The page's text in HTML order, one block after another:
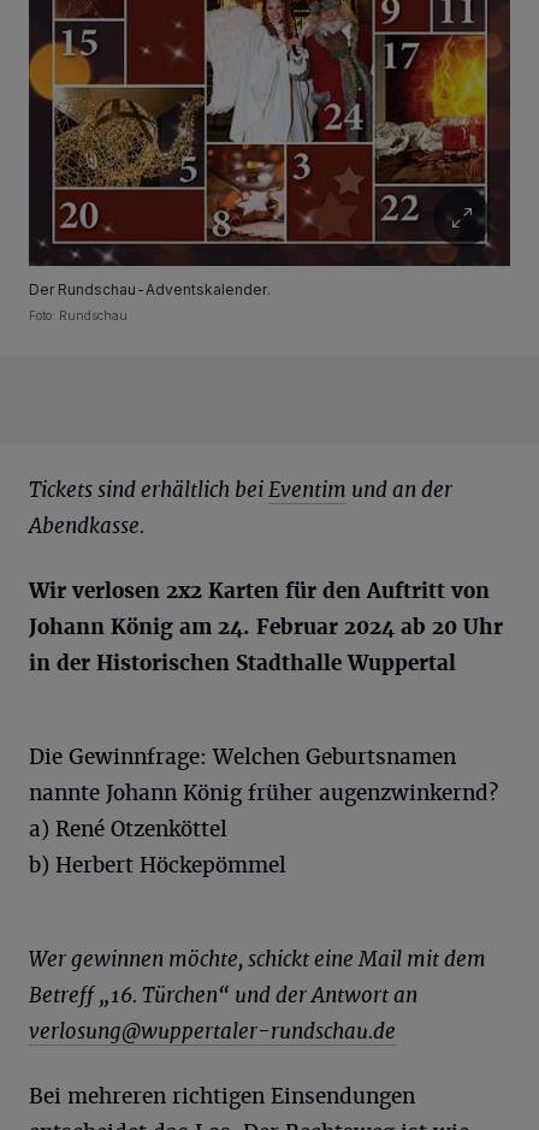
Der Rundschau-Adventskalender.
Foto: Rundschau
Tickets sind erhältlich beiEventim und an der
Abendkasse.
Wir verlosen 2x2 Karten für den Auftritt von
Johann König am 24. Februar 2024 ab 20 Uhr
in der Historischen Stadthalle Wuppertal
Die Gewinnfrage: Welchen Geburtsnamen
nannte Johann König früher augenzwinkernd?
a) René Otzenköttel
b) Herbert Höckepömmel
Wer gewinnen möchte, schickt eine Mail mit dem
Betreff „16. Türchen“ und der Antwort an
verlosung@wuppertaler-rundschau.de
Bei mehreren richtigen Einsendungen